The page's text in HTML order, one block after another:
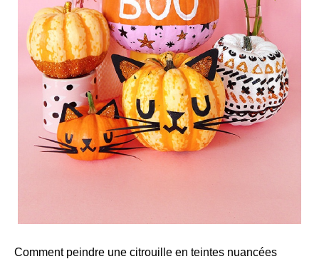
Comment peindre une citrouille en teintes nuancées